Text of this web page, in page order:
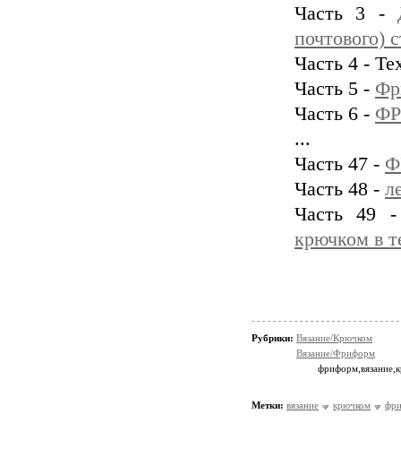
Часть 3 -
почтового)
Часть 4 -
Часть 5 -
Часть 6 -
...
Часть 47 -
Часть 48 -
Часть 49
крючком в
Рубрики: Вязание/Крючком
Вязание/Фриформ
Метки: вязание крючком